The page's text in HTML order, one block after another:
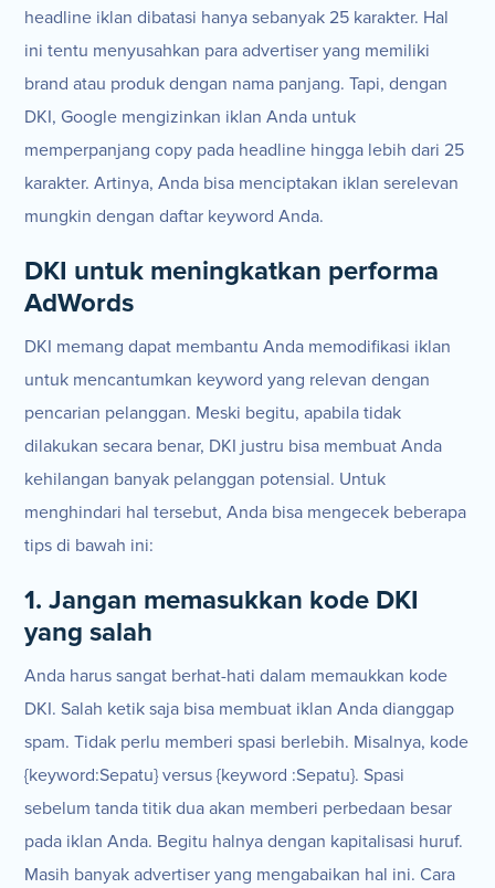
headline iklan dibatasi hanya sebanyak 25 karakter. Hal
ini tentu menyusahkan para advertiser yang memiliki
brand atau produk dengan nama panjang. Tapi, dengan
DKI, Google mengizinkan iklan Anda untuk
memperpanjang copy pada headline hingga lebih dari 25
karakter. Artinya, Anda bisa menciptakan iklan serelevan
mungkin dengan daftar keyword Anda.
DKI untuk meningkatkan performa
AdWords
DKI memang dapat membantu Anda memodifikasi iklan
untuk mencantumkan keyword yang relevan dengan
pencarian pelanggan. Meski begitu, apabila tidak
dilakukan secara benar, DKI justru bisa membuat Anda
kehilangan banyak pelanggan potensial. Untuk
menghindari hal tersebut, Anda bisa mengecek beberapa
tips di bawah ini:
1. Jangan memasukkan kode DKI
yang salah
Anda harus sangat berhat-hati dalam memaukkan kode
DKI. Salah ketik saja bisa membuat iklan Anda dianggap
spam. Tidak perlu memberi spasi berlebih. Misalnya, kode
{keyword:Sepatu} versus {keyword :Sepatu}. Spasi
sebelum tanda titik dua akan memberi perbedaan besar
pada iklan Anda. Begitu halnya dengan kapitalisasi huruf.
Masih banyak advertiser yang mengabaikan hal ini. Cara